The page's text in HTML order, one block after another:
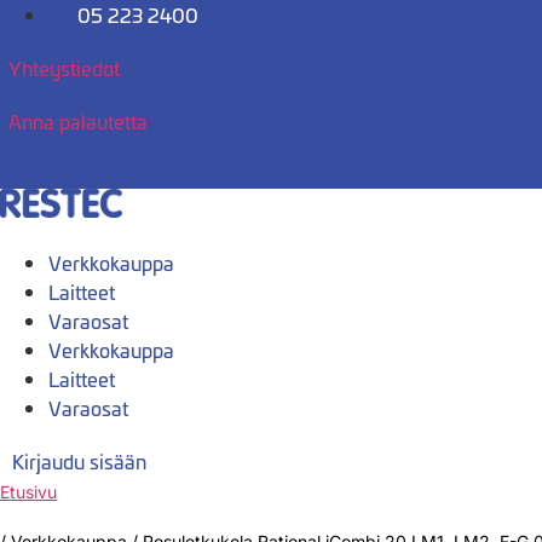
Mene
05 223 2400
Yhteystiedot
Anna palautetta
Verkkokauppa
Laitteet
Varaosat
Verkkokauppa
Laitteet
Varaosat
Kirjaudu sisään
Etusivu